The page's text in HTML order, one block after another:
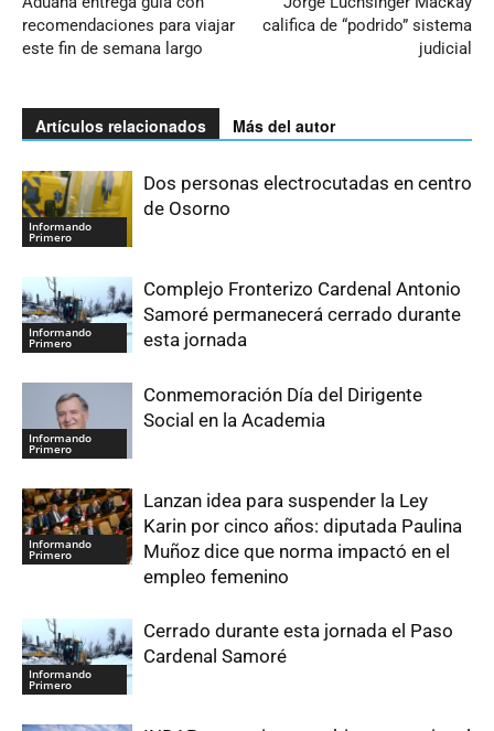
recomendaciones para viajar
este fin de semana largo
califica de “podrido” sistema
judicial
Artículos relacionados Más del autor
Informando
Primero
Dos personas electrocutadas en centro
de Osorno
Informando
Primero
Complejo Fronterizo Cardenal Antonio
Samoré permanecerá cerrado durante
esta jornada
Informando
Primero
Conmemoración Día del Dirigente
Social en la Academia
Informando
Primero
Lanzan idea para suspender la Ley
Karin por cinco años: diputada Paulina
Muñoz dice que norma impactó en el
empleo femenino
Informando
Primero
Cerrado durante esta jornada el Paso
Cardenal Samoré